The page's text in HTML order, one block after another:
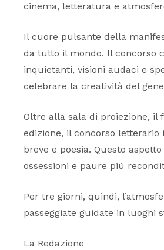
cinema, letteratura e
Il cuore pulsante della
da tutto il mondo. Il concorso
inquietanti, visioni audaci e
celebrare la creatività del
Oltre alla sala di proiezione, il
edizione, il concorso
breve e poesia. Questo
ossessioni e paure più
Per tre giorni, quindi,
passeggiate guidate in luoghi
La Redazione